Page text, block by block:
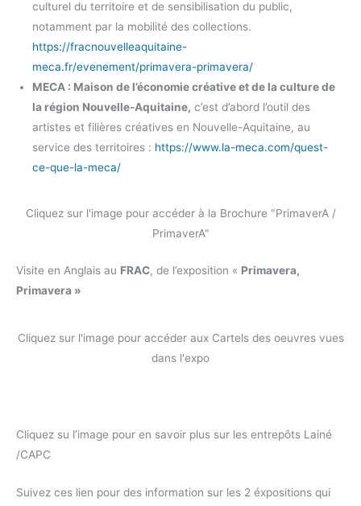
culturel du territoire et de sensibilisation du public,
notamment par la mobilité des collections.
https://fracnouvelleaquitaine-
meca.fr/evenement/primavera-primavera/
MECA : Maison de l’économie créative et de la culture de
la région Nouvelle-Aquitaine, c’est d’abord l’outil des
artistes et filières créatives en Nouvelle-Aquitaine, au
service des territoires : https://www.la-meca.com/quest-
ce-que-la-meca/
Cliquez sur l'image pour accéder à la Brochure "PrimaverA /
PrimaverA"
Visite en Anglais au FRAC, de l’exposition « Primavera,
Primavera »
Cliquez sur l'image pour accéder aux Cartels des oeuvres vues
dans l'expo
Cliquez su l’image pour en savoir plus sur les entrepôts Lainé
/CAPC
Suivez ces lien pour des information sur les 2 éxpositions qui